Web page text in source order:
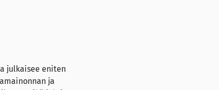
julkaisee eniten
ja